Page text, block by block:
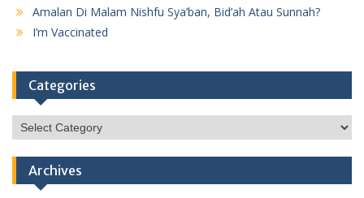
Amalan Di Malam Nishfu Sya’ban, Bid’ah Atau Sunnah?
I’m Vaccinated
Categories
Categories
Archives